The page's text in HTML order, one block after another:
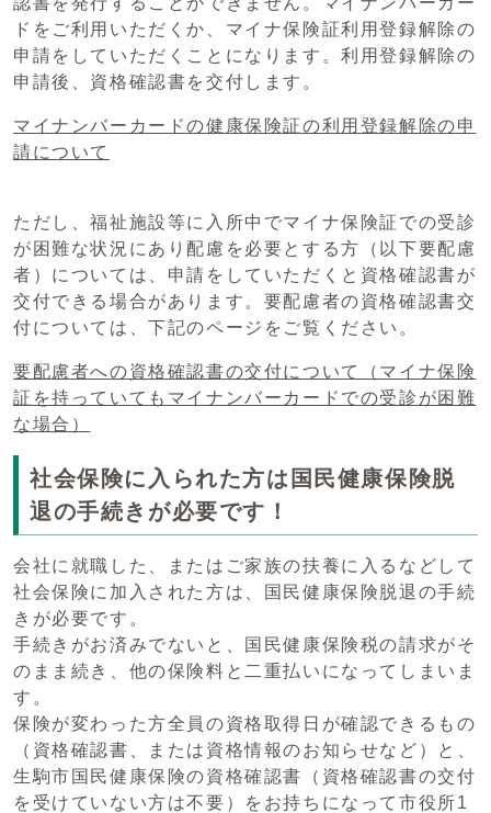
ドをご利用いただくか、マイナ保険証利用登録解除の
申請をしていただくことになります。利用登録解除の
申請後、資格確認書を交付します。
マイナンバーカードの健康保険証の利用登録解除の申
請について
ただし、福祉施設等に入所中でマイナ保険証での受診
が困難な状況にあり配慮を必要とする方（以下要配慮
者）については、申請をしていただくと資格確認書が
交付できる場合があります。要配慮者の資格確認書交
付については、下記のページをご覧ください。
要配慮者への資格確認書の交付について（マイナ保険
証を持っていてもマイナンバーカードでの受診が困難
な場合）
社会保険に入られた方は国民健康保険脱
退の手続きが必要です！
会社に就職した、またはご家族の扶養に入るなどして
社会保険に加入された方は、国民健康保険脱退の手続
きが必要です。
手続きがお済みでないと、国民健康保険税の請求がそ
のまま続き、他の保険料と二重払いになってしまいま
す。
保険が変わった方全員の資格取得日が確認できるもの
（資格確認書、または資格情報のお知らせなど）と、
生駒市国民健康保険の資格確認書（資格確認書の交付
を受けていない方は不要）をお持ちになって市役所1